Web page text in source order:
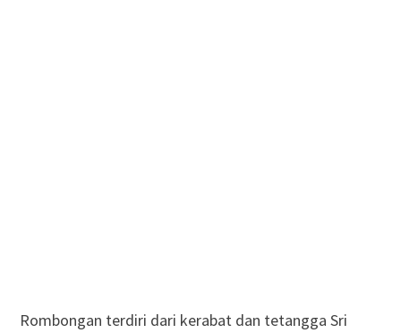
Rombongan terdiri dari kerabat dan tetangga Sri